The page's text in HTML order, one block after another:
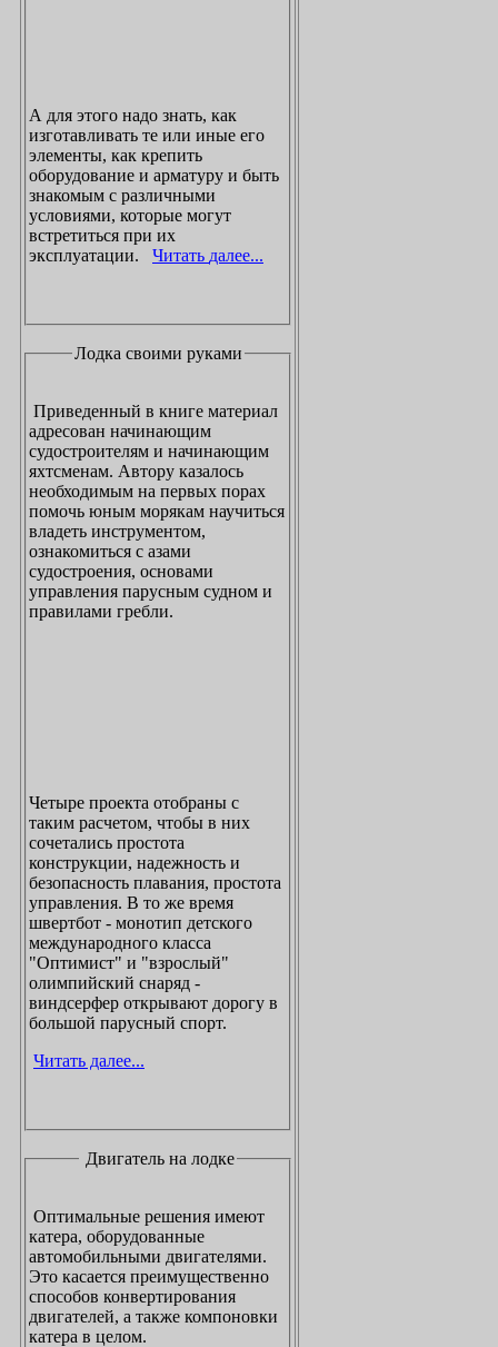
А для этого надо знать, как
изготавливать те или иные его
элементы, как крепить
оборудование и арматуру и быть
знакомым с различными
условиями, которые могут
встретиться при их
эксплуатации.
Читать далее...
Лодка своими руками
Приведенный в книге материал
адресован начинающим
судостроителям и начинающим
яхтсменам. Автору казалось
необходимым на первых порах
помочь юным морякам научиться
владеть инструментом,
ознакомиться с азами
судостроения, основами
управления парусным судном и
правилами гребли.
Четыре проекта отобраны с
таким расчетом, чтобы в них
сочетались простота
конструкции, надежность и
безопасность плавания, простота
управления. В то же время
швертбот - монотип детского
международного класса
"Оптимист" и "взрослый"
олимпийский снаряд -
виндсерфер открывают дорогу в
большой парусный спорт.
Читать далее...
Двигатель на лодке
Оптимальные решения имеют
катера, оборудованные
автомобильными двигателями.
Это касается преимущественно
способов конвертирования
двигателей, а также компоновки
катера в целом.